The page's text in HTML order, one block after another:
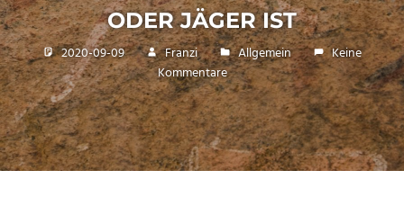
ODER JÄGER IST
2020-09-09 Franzi Allgemein
Keine
Kommentare